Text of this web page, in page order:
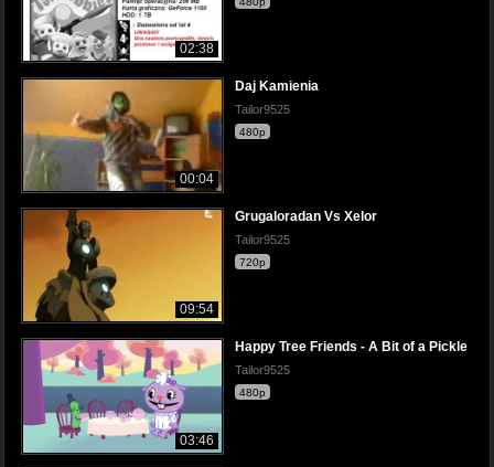
02:38
00:04
Daj Kamienia
Tailor9525
480p
09:54
Grugaloradan Vs Xelor
Tailor9525
720p
03:46
Happy Tree Friends - A Bit of a Pickle
Tailor9525
480p